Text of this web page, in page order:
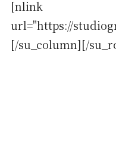
[nlink
url="https://
[/su_column][/